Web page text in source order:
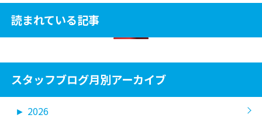
読まれている記事
スタッフブログ月別アーカイブ
► 2026